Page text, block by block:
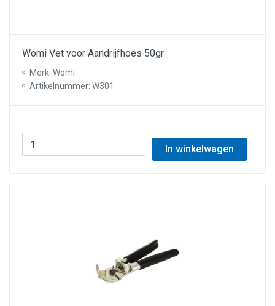
Womi Vet voor Aandrijfhoes 50gr
Merk: Womi
Artikelnummer: W301
In winkelwagen